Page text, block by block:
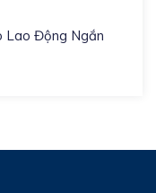
Lao Động Ngắn